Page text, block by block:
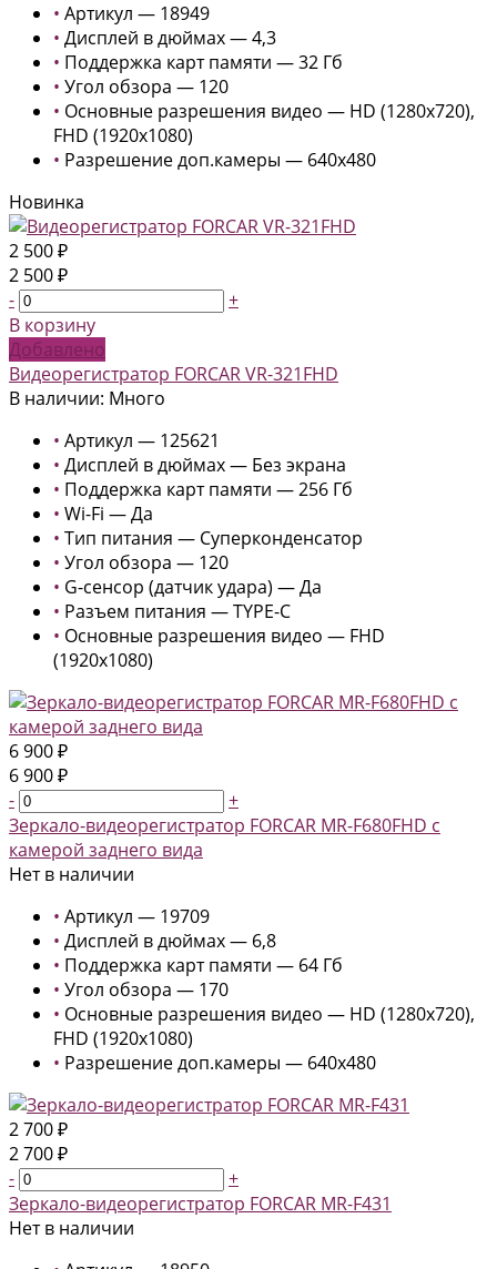
• Артикул — 18949
• Дисплей в дюймах — 4,3
• Поддержка карт памяти — 32 Гб
• Угол обзора — 120
• Основные разрешения видео — HD (1280x720),
FHD (1920x1080)
• Разрешение доп.камеры — 640x480
Новинка
2 500 ₽
2 500 ₽
-
+
В корзину
Добавлено
Видеорегистратор FORCAR VR-321FHD
В наличии: Много
• Артикул — 125621
• Дисплей в дюймах — Без экрана
• Поддержка карт памяти — 256 Гб
• Wi-Fi — Да
• Тип питания — Суперконденсатор
• Угол обзора — 120
• G-сенсор (датчик удара) — Да
• Разъем питания — TYPE-C
• Основные разрешения видео — FHD
(1920x1080)
6 900 ₽
6 900 ₽
-
+
Зеркало-видеорегистратор FORCAR MR-F680FHD с
камерой заднего вида
Нет в наличии
• Артикул — 19709
• Дисплей в дюймах — 6,8
• Поддержка карт памяти — 64 Гб
• Угол обзора — 170
• Основные разрешения видео — HD (1280x720),
FHD (1920x1080)
• Разрешение доп.камеры — 640x480
2 700 ₽
2 700 ₽
-
+
Зеркало-видеорегистратор FORCAR MR-F431
Нет в наличии